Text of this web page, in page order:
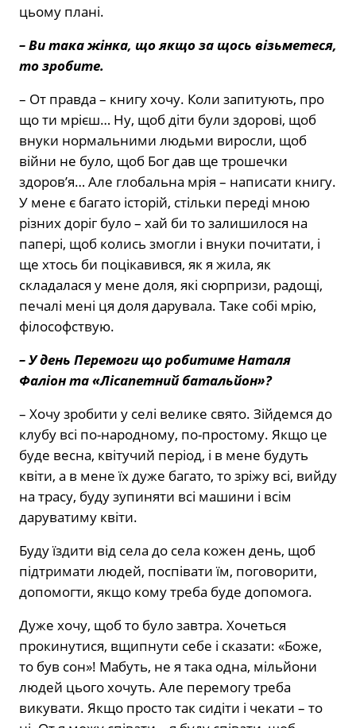
цьому плані.
– Ви така жінка, що якщо за щось візьметеся,
то зробите.
– От правда – книгу хочу. Коли запитують, про
що ти мрієш… Ну, щоб діти були здорові, щоб
внуки нормальними людьми виросли, щоб
війни не було, щоб Бог дав ще трошечки
здоров’я… Але глобальна мрія – написати книгу.
У мене є багато історій, стільки переді мною
різних доріг було – хай би то залишилося на
папері, щоб колись змогли і внуки почитати, і
ще хтось би поцікавився, як я жила, як
складалася у мене доля, які сюрпризи, радощі,
печалі мені ця доля дарувала. Таке собі мрію,
філософствую.
– У день Перемоги що робитиме Наталя
Фаліон та «Лісапетний батальйон»?
– Хочу зробити у селі велике свято. Зійдемся до
клубу всі по-народному, по-простому. Якщо це
буде весна, квітучий період, і в мене будуть
квіти, а в мене їх дуже багато, то зріжу всі, вийду
на трасу, буду зупиняти всі машини і всім
даруватиму квіти.
Буду їздити від села до села кожен день, щоб
підтримати людей, поспівати їм, поговорити,
допомогти, якщо кому треба буде допомога.
Дуже хочу, щоб то було завтра. Хочеться
прокинутися, вщипнути себе і сказати: «Боже,
то був сон»! Мабуть, не я така одна, мільйони
людей цього хочуть. Але перемогу треба
викувати. Якщо просто так сидіти і чекати – то